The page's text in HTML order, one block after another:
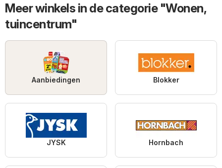
Meer winkels in de categorie "Wonen,
tuincentrum"
Aanbiedingen Blokker
JYSK Hornbach